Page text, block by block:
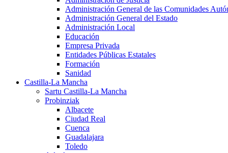
Administración General de las Comunidades
Administración General del Estado
Administración Local
Educación
Empresa Privada
Entidades Públicas Estatales
Formación
Sanidad
Castilla-La Mancha
Sartu Castilla-La Mancha
Probinziak
Albacete
Ciudad Real
Cuenca
Guadalajara
Toledo